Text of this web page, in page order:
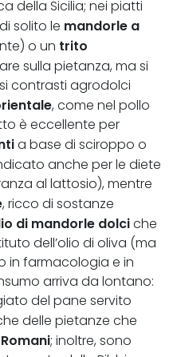
della Sicilia; nei piatti
solito le mandorle a
o un trito
sulla pietanza, ma si
contrasti agrodolci
, come nel pollo
è eccellente per
a base di sciroppo o
anche per le diete
al lattosio), mentre
, ricco di sostanze
di mandorle dolci che
dell’olio di oliva (ma
in farmacologia e in
arriva da lontano:
del pane servito
delle pietanze che
; inoltre, sono